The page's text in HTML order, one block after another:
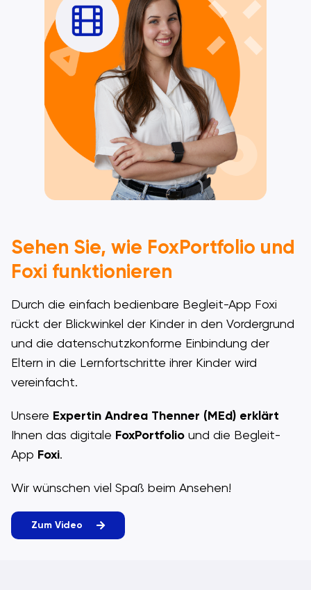
Sehen Sie, wie FoxPortfolio und
Foxi funktionieren
Durch die einfach bedienbare Begleit-App Foxi
rückt der Blickwinkel der Kinder in den Vordergrund
und die datenschutzkonforme Einbindung der
Eltern in die Lernfortschritte ihrer Kinder wird
vereinfacht.
Unsere Expertin Andrea Thenner (MEd) erklärt
Ihnen das digitale FoxPortfoliound die Begleit-
App Foxi.
Wir wünschen viel Spaß beim Ansehen!
Zum Video